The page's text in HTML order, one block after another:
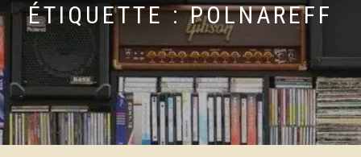
ÉTIQUETTE :POLNAREFF